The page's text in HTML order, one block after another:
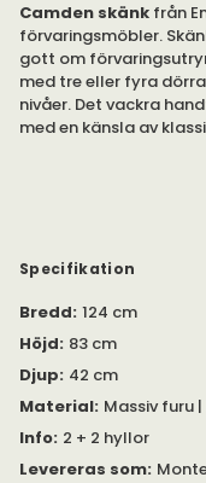
Camden skänk från
förvaringsmöbler.
gott om
med tre eller fyra
nivåer. Det vackra
med en känsla av
vattenbaserad
Maxvikt per hyllplan är 8
Englesson lanserade
årsjubileum 2024.
möbler och tillverkad
Camden erbjuder
Specifikation
Bredd: 124 cm
Höjd: 83 cm
Djup: 42 cm
Material: Massiv furu |
Info: 2 + 2 hyllor
Levereras som: